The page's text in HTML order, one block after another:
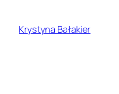
treściKrystyna Bałakier